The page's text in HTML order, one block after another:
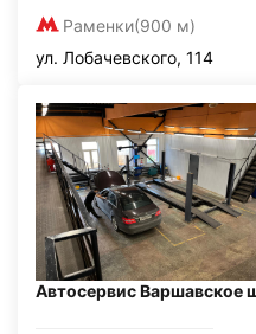
Раменки(900 м)
ул. Лобачевского, 114
Автосервис Варшавское